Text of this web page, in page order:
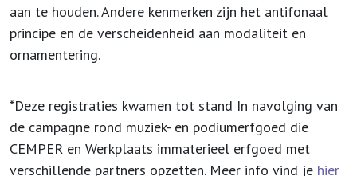
aan te houden. Andere kenmerken zijn het antifonaal
principe en de verscheidenheid aan modaliteit en
ornamentering.
*Deze registraties kwamen tot stand In navolging van
de campagne rond muziek- en podiumerfgoed die
CEMPER en Werkplaats immaterieel erfgoed met
verschillende partners opzetten. Meer info vind je hier